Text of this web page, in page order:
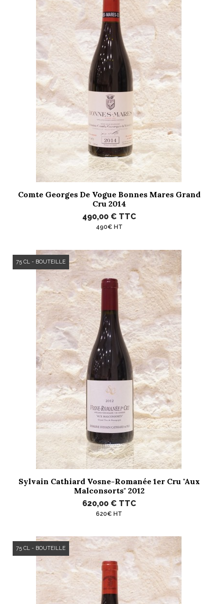
Comte Georges De Vogue Bonnes Mares Grand
Cru 2014
490,00 € TTC
490€ HT
Sylvain Cathiard Vosne-Romanée 1er Cru "Aux
Malconsorts" 2012
620,00 € TTC
620€ HT
75 CL - BOUTEILLE
75 CL - BOUTEILLE